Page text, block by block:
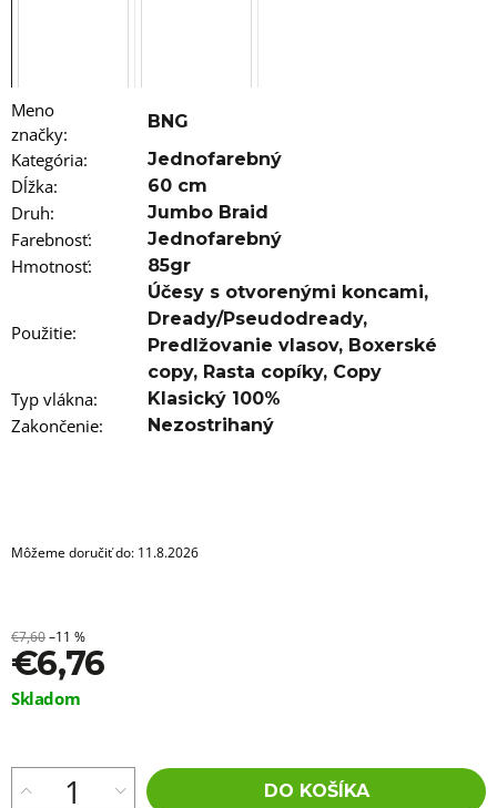
Meno
značky:
BNG
Kategória: Jednofarebný
Dĺžka: 60 cm
Druh: Jumbo Braid
Farebnosť: Jednofarebný
Hmotnosť: 85gr
Použitie:
Účesy s otvorenými koncami,
Dready/Pseudodready,
Predlžovanie vlasov, Boxerské
copy, Rasta copíky, Copy
Typ vlákna: Klasický 100%
Zakončenie: Nezostrihaný
Môžeme doručiť do: 11.8.2026
€7,60–11 %
€6,76
Jednotková
Skladom
DO KOŠÍKA
KANEKALON
ARIEL
75CM
100GR
PINK1
€8,76
Pôvodne:
€13